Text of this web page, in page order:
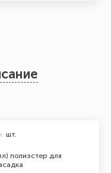
полиэстер для
шт.